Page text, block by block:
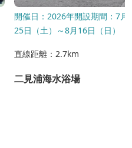
開催日：2026年開設期間：7月
25日（土）～8月16日（日）
直線距離：2.7km
二見浦海水浴場